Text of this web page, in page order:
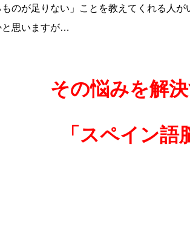
ものが足りない」ことを教えてくれる人
と思いますが…
その悩みを解
「スペイン語